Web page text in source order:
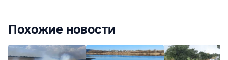
Похожие новости